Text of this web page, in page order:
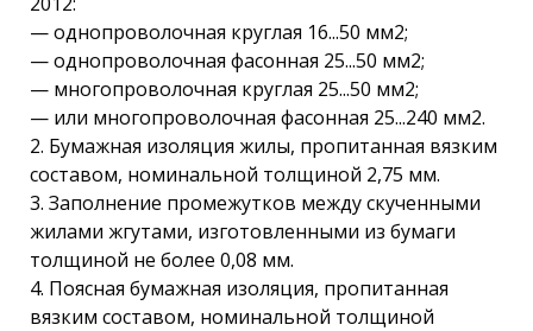
— однопроволочная круглая 16...50 мм2;
— однопроволочная фасонная 25...50 мм2;
— многопроволочная круглая 25...50 мм2;
— или многопроволочная фасонная 25...240 мм2.
2. Бумажная изоляция жилы, пропитанная вязким
составом, номинальной толщиной 2,75 мм.
3. Заполнение промежутков между скученными
жилами жгутами, изготовленными из бумаги
толщиной не более 0,08 мм.
4. Поясная бумажная изоляция, пропитанная
вязким составом, номинальной толщиной